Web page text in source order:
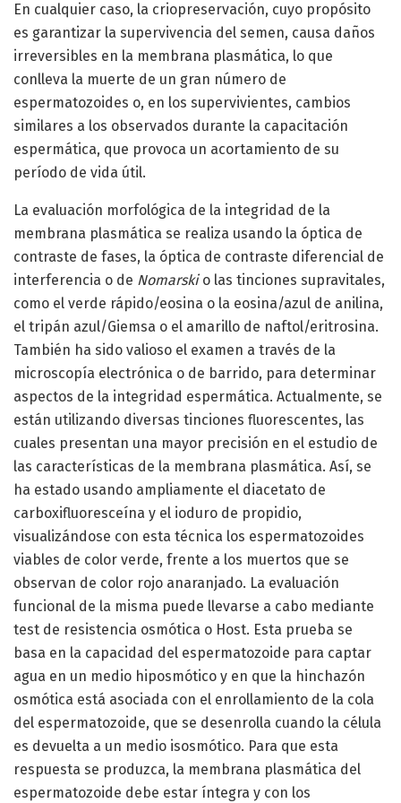
En cualquier caso, la criopreservación, cuyo propósito
es garantizar la supervivencia del semen, causa daños
irreversibles en la membrana plasmática, lo que
conlleva la muerte de un gran número de
espermatozoides o, en los supervivientes, cambios
similares a los observados durante la capacitación
espermática, que provoca un acortamiento de su
período de vida útil.
La evaluación morfológica de la integridad de la
membrana plasmática se realiza usando la óptica de
contraste de fases, la óptica de contraste diferencial de
interferencia o de Nomarskio las tinciones supravitales,
como el verde rápido/eosina o la eosina/azul de anilina,
el tripán azul/Giemsa o el amarillo de naftol/eritrosina.
También ha sido valioso el examen a través de la
microscopía electrónica o de barrido, para determinar
aspectos de la integridad espermática. Actualmente, se
están utilizando diversas tinciones fluorescentes, las
cuales presentan una mayor precisión en el estudio de
las características de la membrana plasmática. Así, se
ha estado usando ampliamente el diacetato de
carboxifluoresceína y el ioduro de propidio,
visualizándose con esta técnica los espermatozoides
viables de color verde, frente a los muertos que se
observan de color rojo anaranjado. La evaluación
funcional de la misma puede llevarse a cabo mediante
test de resistencia osmótica o Host. Esta prueba se
basa en la capacidad del espermatozoide para captar
agua en un medio hiposmótico y en que la hinchazón
osmótica está asociada con el enrollamiento de la cola
del espermatozoide, que se desenrolla cuando la célula
es devuelta a un medio isosmótico. Para que esta
respuesta se produzca, la membrana plasmática del
espermatozoide debe estar íntegra y con los